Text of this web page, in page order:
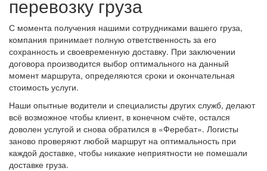
перевозку груза
С момента получения нашими сотрудниками вашего груза,
компания принимает полную ответственность за его
сохранность и своевременную доставку. При заключении
договора производится выбор оптимального на данный
момент маршрута, определяются сроки и окончательная
стоимость услуги.
Наши опытные водители и специалисты других служб, делают
всё возможное чтобы клиент, в конечном счёте, остался
доволен услугой и снова обратился в «Феребат». Логисты
заново проверяют любой маршрут на оптимальность при
каждой доставке, чтобы никакие неприятности не помешали
доставке груза.